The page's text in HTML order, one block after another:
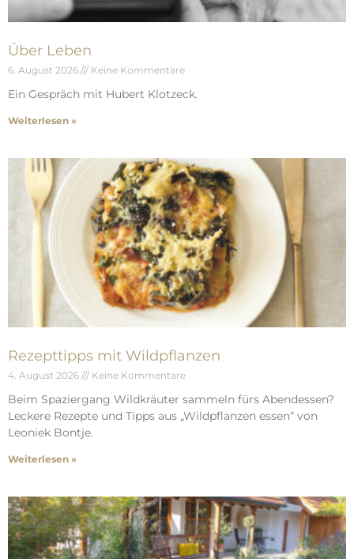
Über Leben
6. August 2026 Keine Kommentare
Ein Gespräch mit Hubert Klotzeck.
Weiterlesen »
Rezepttipps mit Wildpflanzen
4. August 2026 Keine Kommentare
Beim Spaziergang Wildkräuter sammeln fürs Abendessen?
Leckere Rezepte und Tipps aus „Wildpflanzen essen“ von
Leoniek Bontje.
Weiterlesen »